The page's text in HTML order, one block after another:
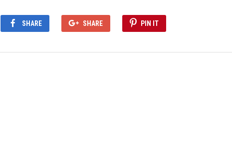
SHARE SHARE PIN IT